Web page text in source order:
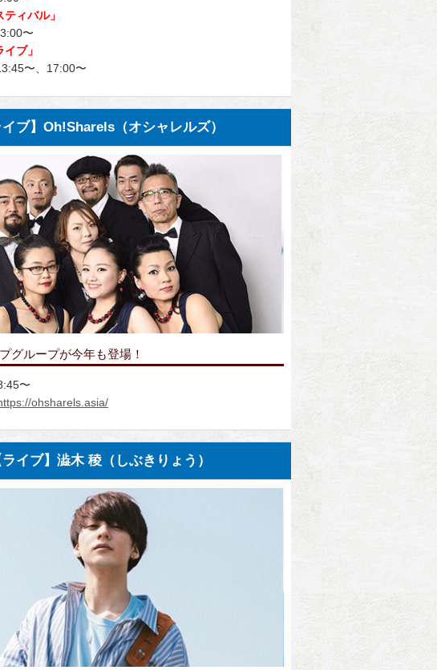
ティバル」
〜
ブ」
〜、17:00〜
イブ】Oh!Sharels（オシャレルズ）
グループが今年も登場！
〜
ohsharels.asia/
ライブ】澁木 稜（しぶきりょう）